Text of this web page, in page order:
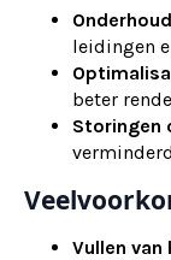
Onderhoud
leidingen
beter
Storingen
Vullen